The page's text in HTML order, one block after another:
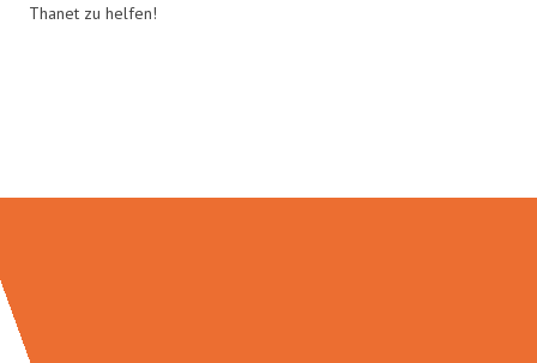
Thanet zu helfen!